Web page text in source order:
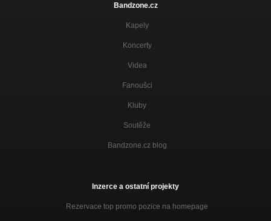
Bandzone.cz
Kapely
Koncerty
Videa
Fanoušci
Kluby
Soutěže
Bandzone.cz blog
Inzerce a ostatní projekty
Rezervace top promo pozice na homepage